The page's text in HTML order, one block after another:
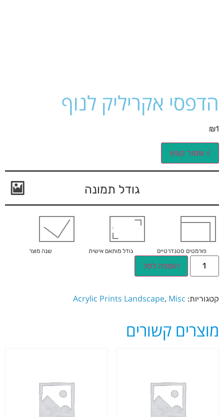
הדפסי אקריליק לנוף
₪1
√ שמור קצוץ
גודל תמונה
שנה מוצר גודל מותאם אישית פורמטים סטנדרטיים
הוספה לסל
קטגוריות: Acrylic Prints Landscape, Misc
מוצרים קשורים